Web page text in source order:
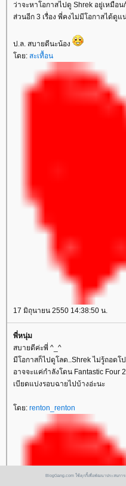
ว่าจะหาโอกาสไปดู Shrek อยู่เหมือน
ส่วนอีก 3 เรื่อง พี่คงไม่มีโอกาสได้ดูแ
ป.ล. สบายดีนะน้อง
ดย: สะเทื้อน
17 มิถุนายน 2550 14:38:50 น.
พี่หนุ่ม
สบายดีค่ะพี่ ^_^
มีโอกาสก็ไปดูโลด..Shrek ไม่รู้ถอดโ
อาจจะแค่กำลังโดน Fantastic Four
เบียดแบ่งรอบฉายไปบ้างอ่ะนะ
ดย: renton_renton
BlogGang.com ใช้คุกกี้เพื่อพัฒนาประสบกา